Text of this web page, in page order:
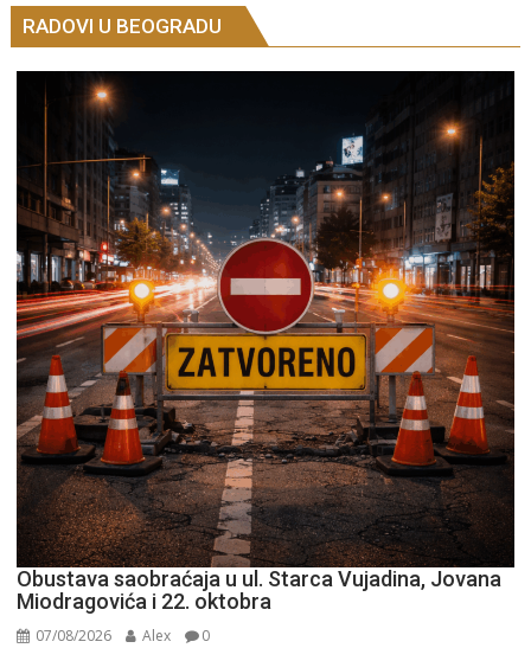
RADOVI U BEOGRADU
Obustava saobraćaja u ul. Starca Vujadina, Jovana
Miodragovića i 22. oktobra
07/08/2026 Alex 0